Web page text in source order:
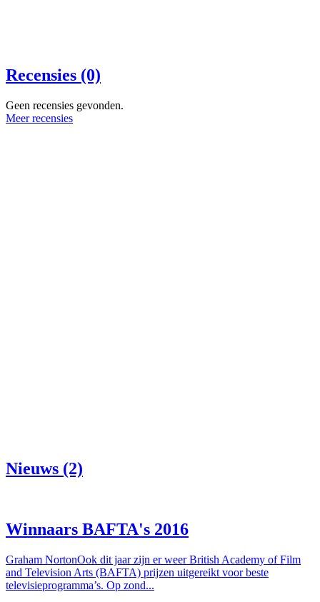
Recensies (0)
Geen recensies gevonden.
Meer recensies
Nieuws (2)
Winnaars BAFTA's 2016
Graham NortonOok dit jaar zijn er weer British Academy of Film
and Television Arts (BAFTA) prijzen uitgereikt voor beste
televisieprogramma’s. Op zond...